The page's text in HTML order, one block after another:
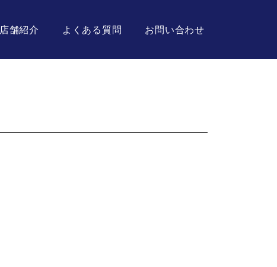
店舗紹介 よくある質問 お問い合わせ